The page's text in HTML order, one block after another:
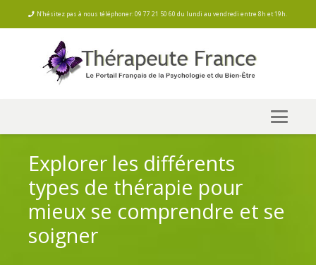
N’hésitez pas à nous téléphoner: 09 77 21 50 60 du lundi au vendredi entre 8h et 19h.
Explorer les différents
types de thérapie pour
mieux se comprendre et se
soigner